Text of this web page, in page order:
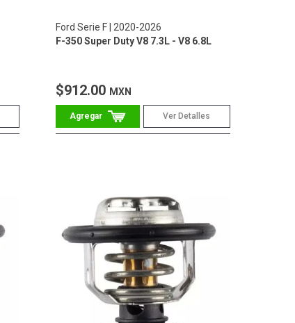
Ford Serie F
2020-2026
F-350 Super Duty V8 7.3L - V8 6.8L
$912.00 MXN
Ver Detalles